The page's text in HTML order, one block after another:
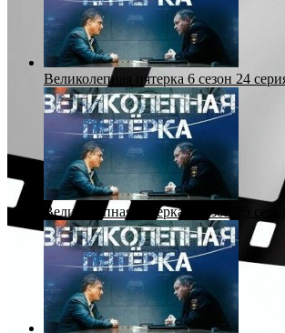
Великолепная пятерка 6 сезон 24
Великолепная пятерка 6 сезон 25 серия